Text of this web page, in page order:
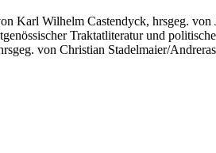
Karl Wilhelm Castendyck, hrsgeg. von
Traktatliteratur und
von Christian Stadelmaier/